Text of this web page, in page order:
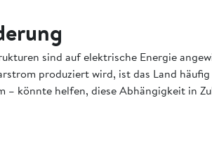
sind auf elektrische Energie
produziert wird, ist das Land
könnte helfen, diese Abhängigkeit in